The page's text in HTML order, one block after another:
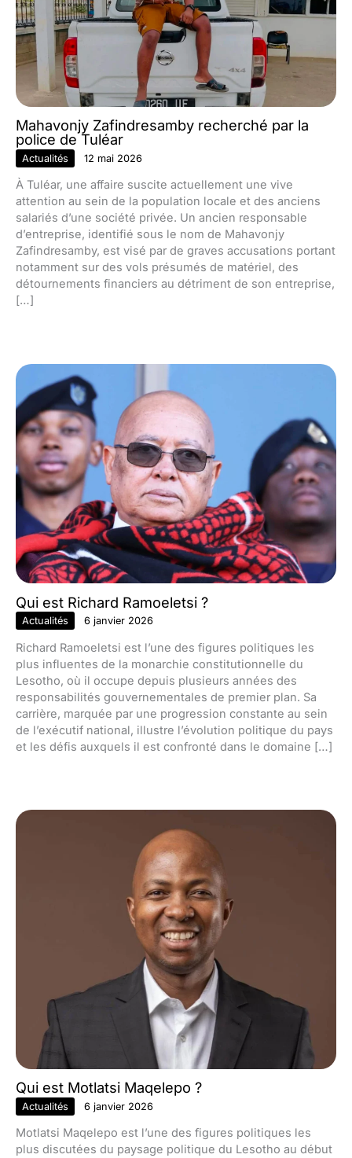
Mahavonjy Zafindresamby recherché par la
police de Tuléar
Actualités 12 mai 2026
À Tuléar, une affaire suscite actuellement une vive
attention au sein de la population locale et des anciens
salariés d’une société privée. Un ancien responsable
d’entreprise, identifié sous le nom de Mahavonjy
Zafindresamby, est visé par de graves accusations portant
notamment sur des vols présumés de matériel, des
détournements financiers au détriment de son entreprise,
[…]
Qui est Richard Ramoeletsi ?
Actualités 6 janvier 2026
Richard Ramoeletsi est l’une des figures politiques les
plus influentes de la monarchie constitutionnelle du
Lesotho, où il occupe depuis plusieurs années des
responsabilités gouvernementales de premier plan. Sa
carrière, marquée par une progression constante au sein
de l’exécutif national, illustre l’évolution politique du pays
et les défis auxquels il est confronté dans le domaine […]
Qui est Motlatsi Maqelepo ?
Actualités 6 janvier 2026
Motlatsi Maqelepo est l’une des figures politiques les
plus discutées du paysage politique du Lesotho au début